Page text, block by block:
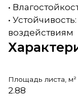
•
•
воздействиям
Площадь листа, м²
2.88